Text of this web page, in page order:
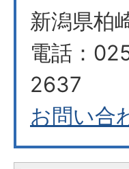
新潟県柏
電話：
2637
お問い合